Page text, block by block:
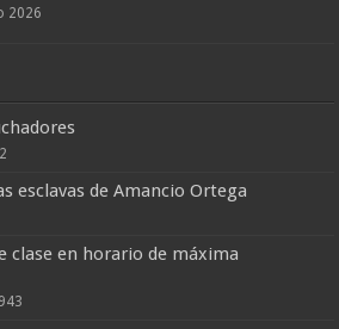
2026
esclavas de Amancio Ortega
clase en horario de máxima